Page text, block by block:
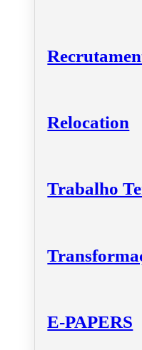
Relocation
Trabalho
E-PAPERS